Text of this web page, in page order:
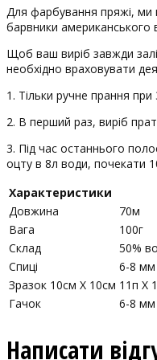
Для фарбування пряжі, ми
барвники американського
Щоб ваш виріб завжди
необхідно враховувати
1. Тільки ручне прання
2. В перший раз, виріб
3. Під час останнього
оцту в 8л води, почекати
Характеристики
Довжина
70м
Вага
100г
Склад
50%
Спиці
6-8 мм
Зразок 10см Х 10см 11п Х
Гачок
6-8 мм
Написати